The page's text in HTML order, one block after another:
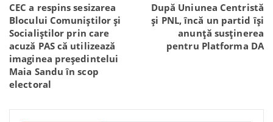
CEC a respins sesizarea
Blocului Comuniștilor și
Socialiștilor prin care
acuză PAS că utilizează
imaginea președintelui
Maia Sandu în scop
electoral
După Uniunea Centristă
și PNL, încă un partid își
anunță susținerea
pentru Platforma DA